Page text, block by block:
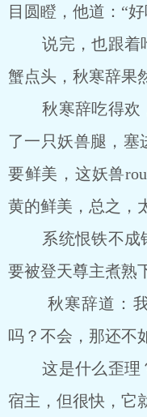
目圆瞪，他道：“
说完，也跟着吃
蟹点头，秋寒辞果
秋寒辞吃得欢，
了一只妖兽腿，塞
要鲜美，这妖兽
黄的鲜美，总之，
系统恨铁不成钢
要被登天尊主煮熟
秋寒辞道：我
吗？不会，那还不
这是什么歪理？
宿主，但很快，它